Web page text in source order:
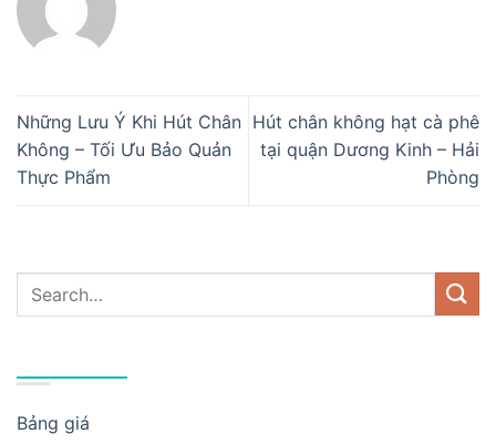
Những Lưu Ý Khi Hút Chân
Không – Tối Ưu Bảo Quản
Thực Phẩm
Hút chân không hạt cà phê
tại quận Dương Kinh – Hải
Phòng
Bảng giá